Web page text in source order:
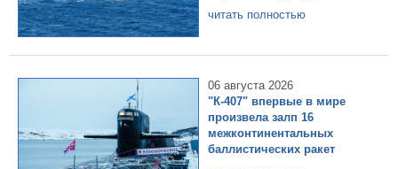
читать полностью
06 августа 2026
"К-407" впервые в мире
произвела залп 16
межконтинентальных
баллистических ракет